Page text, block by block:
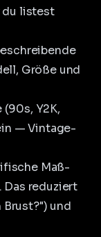
du listest
Größe und
Y2K,
— Vintage-
Maß-
reduziert
Brust?") und